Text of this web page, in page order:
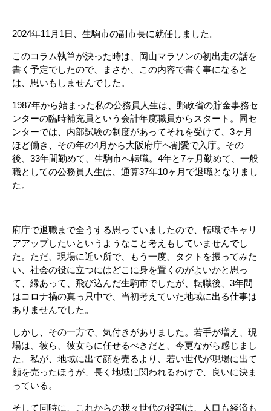
2024年11月1日、生駒市の副市長に就任しました。
このコラム執筆が決った時は、岡山マラソンの初出走の話を
書く予定でしたので、まさか、この内容で書く事になると
は、思いもしませんでした。
1987年から始まった私の公務員人生は、郵政省の貯金事務セ
ンターの臨時補充員という会計年度職員からスタート。同セ
ンターでは、内部試験の制度があってそれを受けて、3ヶ月
ほど働き、その年の4月から大阪府庁へ割愛で入庁。その
後、33年間勤めて、生駒市へ転職。4年と7ヶ月勤めて、一般
職としての公務員人生は、通算37年10ヶ月で退職となりまし
た。
府庁で退職まで全うする思っていましたので、転職でキャリ
アアップしたいというようなこと考えもしていませんでし
た。ただ、現場に近い所で、もう一度、タクトを振ってみた
い、社会の役に立つにはどこに身を置くのがよいかと思っ
て、縁あって、飛び込んだ生駒市でしたが、転職後、3年間
はコロナ禍の真っ只中で、当初考えていた地域に出る仕事は
ありませんでした。
しかし、その一方で、気付きがありました。若手が増え、現
場は、彼ら、彼女らに任せるべきだと、今更ながら感じまし
た。私が、地域に出て顔を売るより、若い世代が現場に出て
顔を売ったほうが、長く地域に関われるわけで、良いに決ま
っている。
そして同時に、これからの我々世代の役割は、人口も経済も